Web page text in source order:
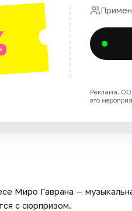
Реклама.
это
Миро Гаврана —
с сюрпризом.